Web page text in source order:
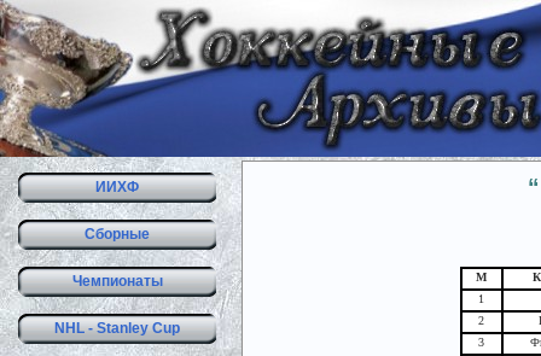
ИИХФ
Сборные
Чемпионаты
NHL - Stanley Cup
М
1
2
3